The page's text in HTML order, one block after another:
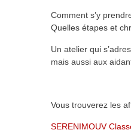
Comment s’y
Quelles étapes et
Un atelier qui
mais aussi aux
Vous trouverez les
SERENIMOUV